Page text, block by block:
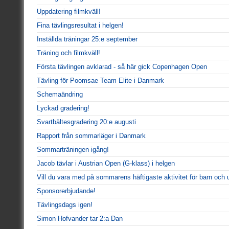
Uppdatering filmkväll!
Fina tävlingsresultat i helgen!
Inställda träningar 25:e september
Träning och filmkväll!
Första tävlingen avklarad - så här gick Copenhagen Open
Tävling för Poomsae Team Elite i Danmark
Schemaändring
Lyckad gradering!
Svartbältesgradering 20:e augusti
Rapport från sommarläger i Danmark
Sommarträningen igång!
Jacob tävlar i Austrian Open (G-klass) i helgen
Vill du vara med på sommarens häftigaste aktivitet för barn och
Sponsorerbjudande!
Tävlingsdags igen!
Simon Hofvander tar 2:a Dan